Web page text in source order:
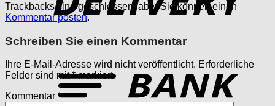
Trackbacks sind geschlossen, aber Sie können einen
Kommentar posten.
Schreiben Sie einen Kommentar
Ihre E-Mail-Adresse wird nicht veröffentlicht. Erforderliche
Felder sind mit*markiert
Kommentar *